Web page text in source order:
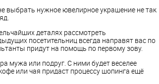
выбрать нужное ювелирное украшение не так
деталях рассмотреть
посетительниц всегда направят вас по
придут на помощь по первому зову.
мужа или подруг. С ними будет веселее
или чая придаст процессу шопинга ещё